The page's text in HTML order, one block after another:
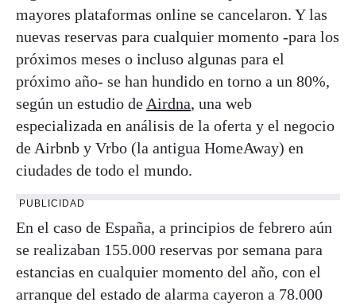
mayores plataformas online se cancelaron. Y las
nuevas reservas para cualquier momento -para los
próximos meses o incluso algunas para el
próximo año- se han hundido en torno a un 80%,
según un estudio de Airdna, una web
especializada en análisis de la oferta y el negocio
de Airbnb y Vrbo (la antigua HomeAway) en
ciudades de todo el mundo.
PUBLICIDAD
En el caso de España, a principios de febrero aún
se realizaban 155.000 reservas por semana para
estancias en cualquier momento del año, con el
arranque del estado de alarma cayeron a 78.000